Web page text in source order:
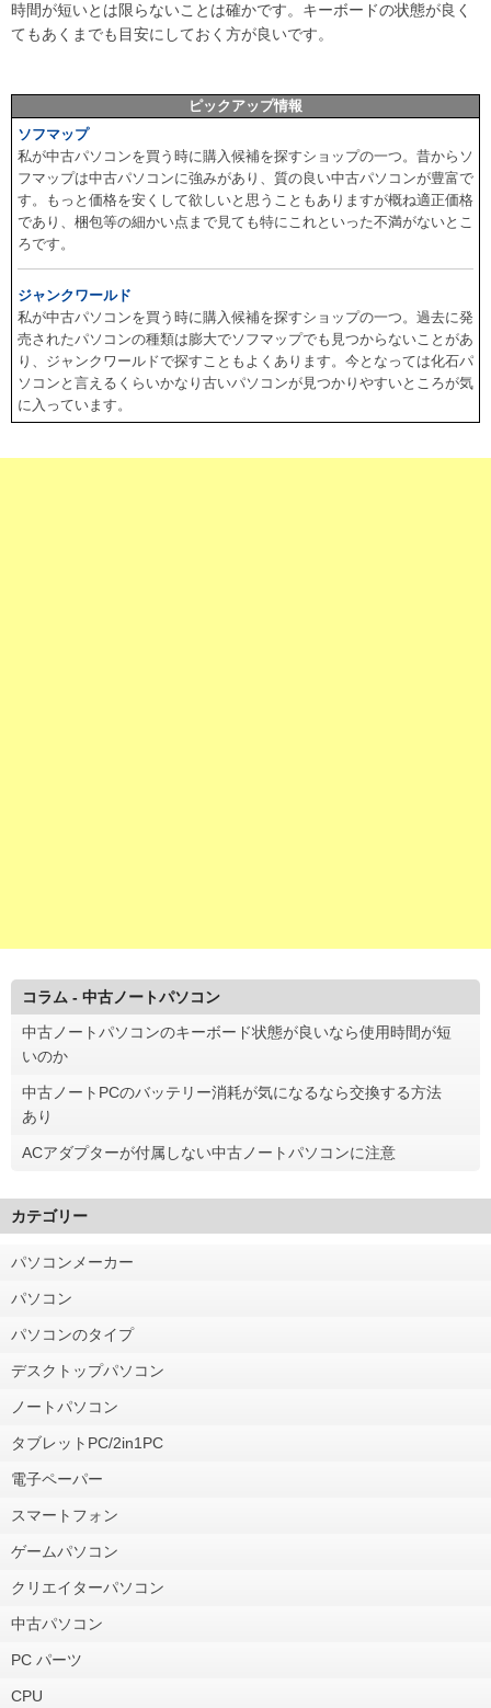
時間が短いとは限らないことは確かです。キーボードの状態が良く
てもあくまでも目安にしておく方が良いです。
ピックアップ情報
ソフマップ
私が中古パソコンを買う時に購入候補を探すショップの一つ。昔からソ
フマップは中古パソコンに強みがあり、質の良い中古パソコンが豊富で
す。もっと価格を安くして欲しいと思うこともありますが概ね適正価格
であり、梱包等の細かい点まで見ても特にこれといった不満がないとこ
ろです。
ジャンクワールド
私が中古パソコンを買う時に購入候補を探すショップの一つ。過去に発
売されたパソコンの種類は膨大でソフマップでも見つからないことがあ
り、ジャンクワールドで探すこともよくあります。今となっては化石パ
ソコンと言えるくらいかなり古いパソコンが見つかりやすいところが気
に入っています。
コラム - 中古ノートパソコン
中古ノートパソコンのキーボード状態が良いなら使用時間が短
いのか
中古ノートPCのバッテリー消耗が気になるなら交換する方法
あり
ACアダプターが付属しない中古ノートパソコンに注意
カテゴリー
パソコンメーカー
パソコン
パソコンのタイプ
デスクトップパソコン
ノートパソコン
タブレットPC/2in1PC
電子ペーパー
スマートフォン
ゲームパソコン
クリエイターパソコン
中古パソコン
PC パーツ
CPU